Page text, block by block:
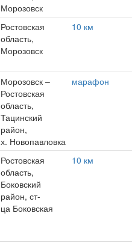
Морозовск
Ростовская
область,
Морозовск
10 км
Морозовск –
Ростовская
область,
Тацинский
район,
х. Новопавловка
марафон
Ростовская
область,
Боковский
район, ст-
ца Боковская
10 км